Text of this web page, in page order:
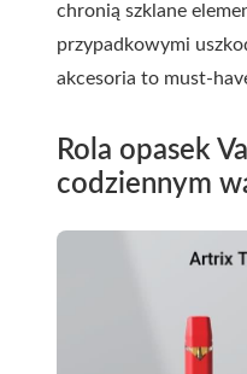
chronią szklane
przypadkowymi
akcesoria to must-
Rola opasek
codziennym